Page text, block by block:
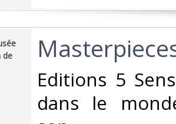
de
‎Editions 5
dans le